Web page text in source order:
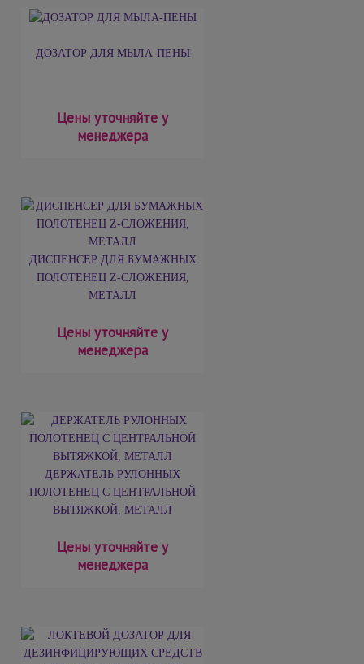
ДОЗАТОР ДЛЯ МЫЛА-ПЕНЫ
Цены уточняйте у
менеджера
ДИСПЕНСЕР ДЛЯ БУМАЖНЫХ
ПОЛОТЕНЕЦ Z-СЛОЖЕНИЯ,
МЕТАЛЛ
Цены уточняйте у
менеджера
ДЕРЖАТЕЛЬ РУЛОННЫХ
ПОЛОТЕНЕЦ С ЦЕНТРАЛЬНОЙ
ВЫТЯЖКОЙ, МЕТАЛЛ
Цены уточняйте у
менеджера